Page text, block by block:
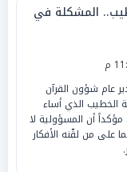
المشكلة في
عام شؤون القرآن
الخطيب الذي أساء
أن المسؤولية لا
على من لقّنه الأفكار